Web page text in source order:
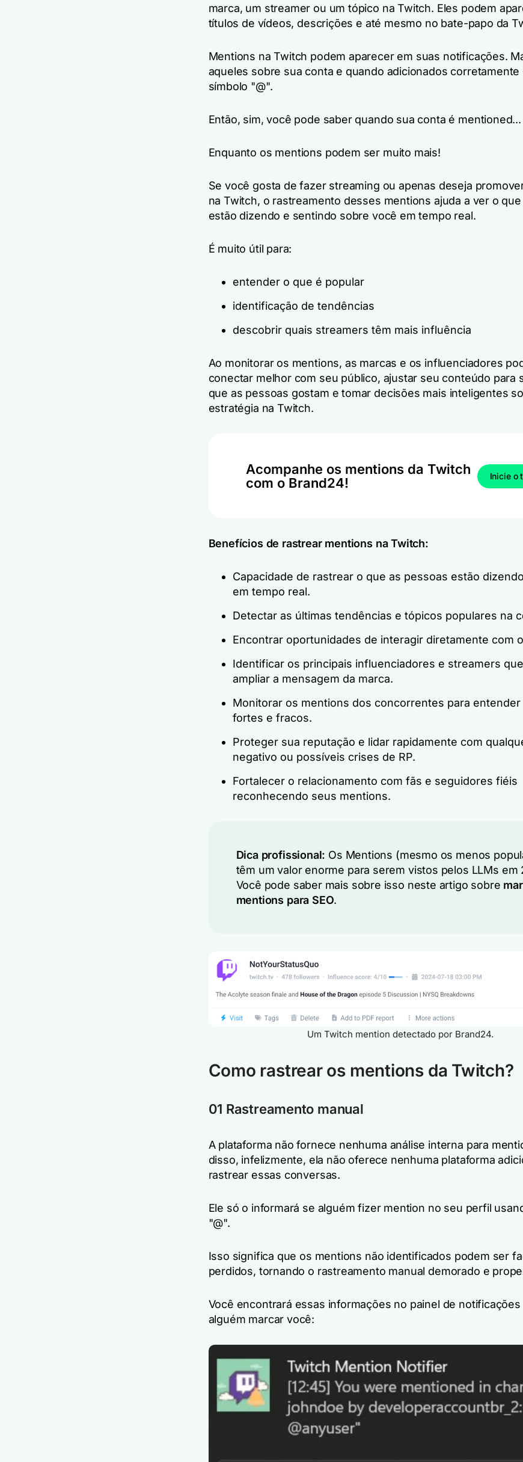
marca, um streamer ou um tópico na Twitch. Eles podem
títulos de vídeos, descrições e até mesmo no bate-papo da
Mentions na Twitch podem aparecer em suas notificações.
aqueles sobre sua conta e quando adicionados corretamente
símbolo "@".
Então, sim, você pode saber quando sua conta é
Enquanto os mentions podem ser muito mais!
Se você gosta de fazer streaming ou apenas deseja
na Twitch, o rastreamento desses mentions ajuda a ver o
estão dizendo e sentindo sobre você em tempo real.
É muito útil para:
entender o que é popular
identificação de tendências
descobrir quais streamers têm mais influência
Ao monitorar os mentions, as marcas e os influenciadores
conectar melhor com seu público, ajustar seu conteúdo para
que as pessoas gostam e tomar decisões mais inteligentes
estratégia na Twitch.
Acompanhe os mentions da Twitch
com o Brand24!
Inicie o
Benefícios de rastrear mentions na Twitch:
Capacidade de rastrear o que as pessoas estão
em tempo real.
Detectar as últimas tendências e tópicos populares na
Encontrar oportunidades de interagir diretamente com
Identificar os principais influenciadores e streamers
ampliar a mensagem da marca.
Monitorar os mentions dos concorrentes para
fortes e fracos.
Proteger sua reputação e lidar rapidamente com
negativo ou possíveis crises de RP.
Fortalecer o relacionamento com fãs e seguidores fiéis
reconhecendo seus mentions.
Dica profissional: Os Mentions (mesmo os menos
têm um valor enorme para serem vistos pelos LLMs em
Você pode saber mais sobre isso neste artigo sobre
mentions para SEO.
Um Twitch mention detectado por Brand24.
Como rastrear os mentions da Twitch?
01 Rastreamento manual
A plataforma não fornece nenhuma análise interna para
disso, infelizmente, ela não oferece nenhuma plataforma
rastrear essas conversas.
Ele só o informará se alguém fizer mention no seu perfil
"@".
Isso significa que os mentions não identificados podem ser
perdidos, tornando o rastreamento manual demorado e
Você encontrará essas informações no painel de
alguém marcar você: